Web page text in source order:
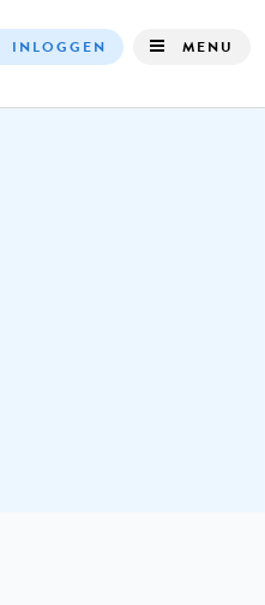
INLOGGEN MENU